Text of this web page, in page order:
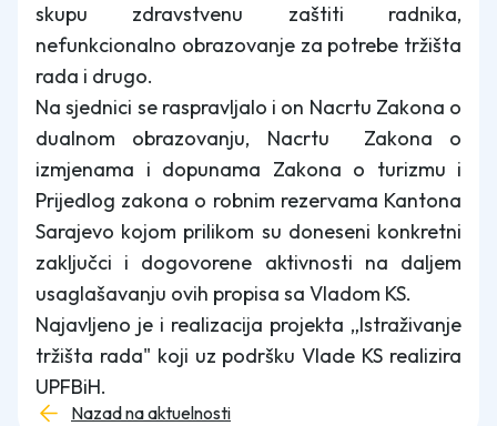
skupu zdravstvenu zaštiti radnika,
nefunkcionalno obrazovanje za potrebe tržišta
rada i drugo.
Na sjednici se raspravljalo i on Nacrtu Zakona o
dualnom obrazovanju, Nacrtu Zakona o
izmjenama i dopunama Zakona o turizmu i
Prijedlog zakona o robnim rezervama Kantona
Sarajevo kojom prilikom su doneseni konkretni
zaključci i dogovorene aktivnosti na daljem
usaglašavanju ovih propisa sa Vladom KS.
Najavljeno je i realizacija projekta „Istraživanje
tržišta rada" koji uz podršku Vlade KS realizira
UPFBiH.
Nazad na aktuelnosti